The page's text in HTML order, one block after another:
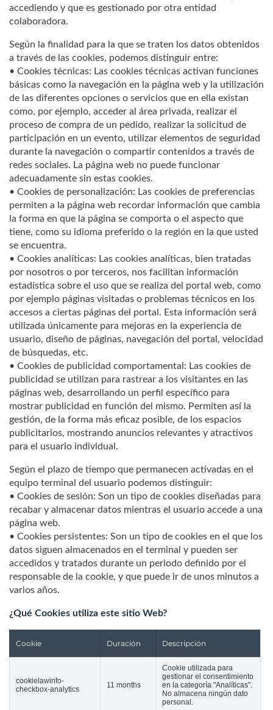
accediendo y que es gestionado por otra entidad
colaboradora.
Según la finalidad para la que se traten los datos obtenidos
a través de las cookies, podemos distinguir entre:
• Cookies técnicas: Las cookies técnicas activan funciones
básicas como la navegación en la página web y la utilización
de las diferentes opciones o servicios que en ella existan
como, por ejemplo, acceder al área privada, realizar el
proceso de compra de un pedido, realizar la solicitud de
participación en un evento, utilizar elementos de seguridad
durante la navegación o compartir contenidos a través de
redes sociales. La página web no puede funcionar
adecuadamente sin estas cookies.
• Cookies de personalización: Las cookies de preferencias
permiten a la página web recordar información que cambia
la forma en que la página se comporta o el aspecto que
tiene, como su idioma preferido o la región en la que usted
se encuentra.
• Cookies analíticas: Las cookies analíticas, bien tratadas
por nosotros o por terceros, nos facilitan información
estadística sobre el uso que se realiza del portal web, como
por ejemplo páginas visitadas o problemas técnicos en los
accesos a ciertas páginas del portal. Esta información será
utilizada únicamente para mejoras en la experiencia de
usuario, diseño de páginas, navegación del portal, velocidad
de búsquedas, etc.
• Cookies de publicidad comportamental: Las cookies de
publicidad se utilizan para rastrear a los visitantes en las
páginas web, desarrollando un perfil específico para
mostrar publicidad en función del mismo. Permiten así la
gestión, de la forma más eficaz posible, de los espacios
publicitarios, mostrando anuncios relevantes y atractivos
para el usuario individual.
Según el plazo de tiempo que permanecen activadas en el
equipo terminal del usuario podemos distinguir:
• Cookies de sesión: Son un tipo de cookies diseñadas para
recabar y almacenar datos mientras el usuario accede a una
página web.
• Cookies persistentes: Son un tipo de cookies en el que los
datos siguen almacenados en el terminal y pueden ser
accedidos y tratados durante un periodo definido por el
responsable de la cookie, y que puede ir de unos minutos a
varios años.
¿Qué Cookies utiliza este sitio Web?
Cookie Duración Descripción
cookielawinfo-
checkbox-analytics
11 months
Cookie utilizada para
gestionar el consentimiento
en la categoría "Analíticas".
No almacena ningún dato
personal.